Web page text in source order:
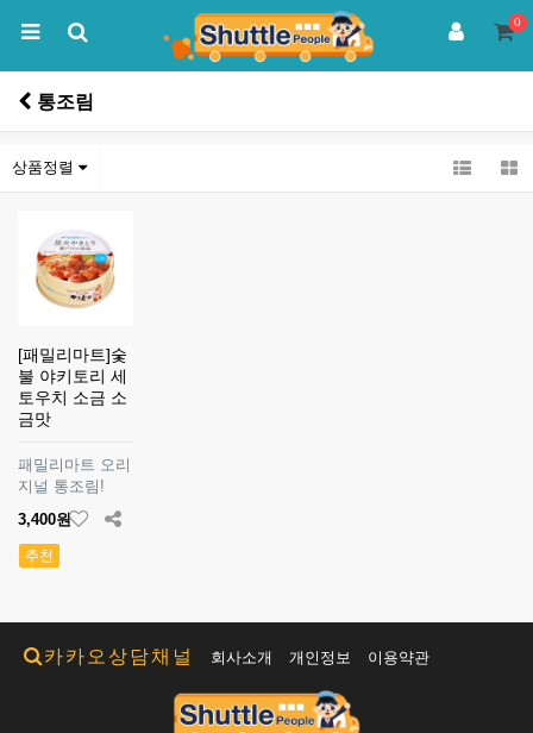
0
통조림
상품정렬
[패밀리마트]숯
불 야키토리 세
토우치 소금 소
금맛
패밀리마트 오리
지널 통조림!
3,400원
추천
카카오상담채널 회사소개 개인정보 이용약관